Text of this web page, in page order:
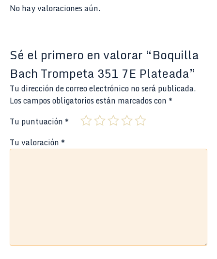
No hay valoraciones aún.
Sé el primero en valorar “Boquilla
Bach Trompeta 351 7E Plateada”
Tu dirección de correo electrónico no será publicada.
Los campos obligatorios están marcados con *
Tu puntuación *
Tu valoración *